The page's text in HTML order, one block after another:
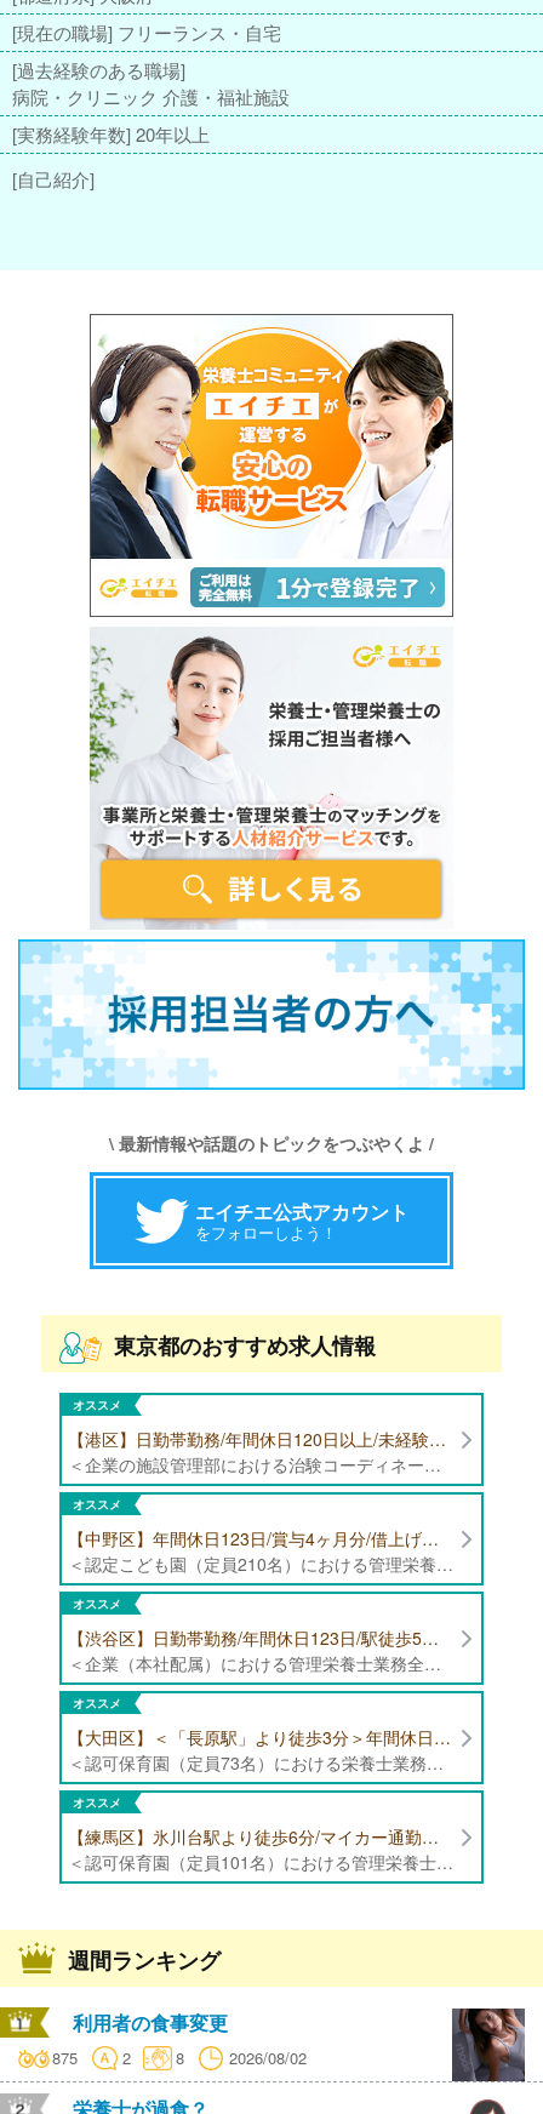
[現在の職場] フリーランス・自宅
[過去経験のある職場]
病院・クリニック 介護・福祉施設
[実務経験年数] 20年以上
[自己紹介]
\ 最新情報や話題のトピックをつぶやくよ /
エイチエ公式アカウント
をフォローしよう！
東京都のおすすめ求人情報
オススメ
【港区】日勤帯勤務/年間休日120日以上/未経験者歓迎/健康食品の臨床試験に携わる管理栄養士・栄養士の治験コーディネーター募集！
＜企業の施設管理部における治験コーディネーター業務全般＞ ・健康食品の臨床試験に伴う指導 ・スケジュール調整等の被験者管理 ・データ収集、書類作成 ・医療機関にて被験者への説明や誘導 ・栄養指導、栄養計算
オススメ
【中野区】年間休日123日/賞与4ヶ月分/借上げ住宅制度あり 認定こども園（定員210名）にて管理栄養士・栄養士募集！
＜認定こども園（定員210名）における管理栄養士・栄養士業務全般＞ ・管理栄養士、栄養士業務全般
オススメ
【渋谷区】日勤帯勤務/年間休日123日/駅徒歩5分/企業（本社配属）にて管理栄養士募集！
＜企業（本社配属）における管理栄養士業務全般＞ ・本社および在宅（週1日程度）で、運営・受託する保育園（約50箇所）の管理栄養士・マネジメント業務全般 ・調理指導、育成 ・調理代行※欠員時 ・衛生管理 ・献立作成 ・食材発注 ・園長、調理スタッフとの給食会議 ・クライアント企業との給食会議（食育等の企画提案） ・採用業務（面接・施設見学同行）など ・担当保育園の定期巡回（直行やオンライン対応あり） ※23区内の認可保育園や、事業所内保育園（市川市、古河市、厚木市・追浜等）
オススメ
【大田区】＜「長原駅」より徒歩3分＞年間休日120日以上/最大10連休取得可能/日勤帯勤務のみ 認可保育園（定員73名）にて、栄養士の募集！
＜認可保育園（定員73名）における栄養士業務全般＞ ・調理（朝おやつ・給食・おやつ・補食） ・盛付け、片づけ ・食育、保育室への給食ラウンド、事務業務 ・調理室のお掃除、備蓄の確認、発注など ※定員:73名(0歳児6名、1歳歳児10名、2歳児12名、3歳-5歳児各15名)
オススメ
【練馬区】氷川台駅より徒歩6分/マイカー通勤可能/年間休日120日/賞与高水準 認可保育園（定員101名）にて管理栄養士・栄養士・調理師募集！
＜認可保育園（定員101名）における管理栄養士・栄養士・調理師業務全般＞ ・調理業務全般 ・離乳食、アレルギー除去食対応 ・食育活動
週間ランキング
利用者の食事変更
875 2 8 2026/08/02
栄養士が過食？